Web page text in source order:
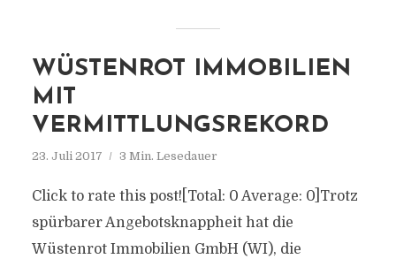
WÜSTENROT IMMOBILIEN
MIT
VERMITTLUNGSREKORD
23. Juli 2017 3 Min. Lesedauer
Click to rate this post![Total: 0 Average: 0]Trotz
spürbarer Angebotsknappheit hat die
Wüstenrot Immobilien GmbH (WI), die